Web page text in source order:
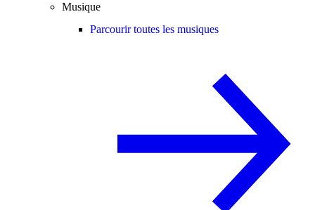
Musique
Parcourir toutes les musiques